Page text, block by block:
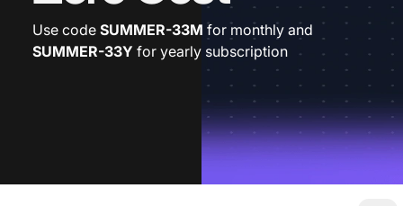
Use code SUMMER-33M for monthly and
SUMMER-33Y for yearly subscription